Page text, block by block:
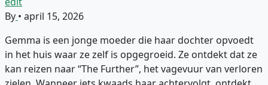
By • april 15, 2026
Gemma is een jonge moeder die haar dochter opvoedt
in het huis waar ze zelf is opgegroeid. Ze ontdekt dat ze
kan reizen naar “The Further”, het vagevuur van verloren